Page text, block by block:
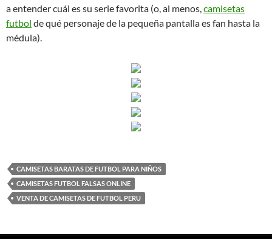
a entender cuál es su serie favorita (o, al menos,camisetas
futbol de qué personaje de la pequeña pantalla es fan hasta la
médula).
CAMISETAS BARATAS DE FUTBOL PARA NIÑOS
CAMISETAS FUTBOL FALSAS ONLINE
VENTA DE CAMISETAS DE FUTBOL PERU